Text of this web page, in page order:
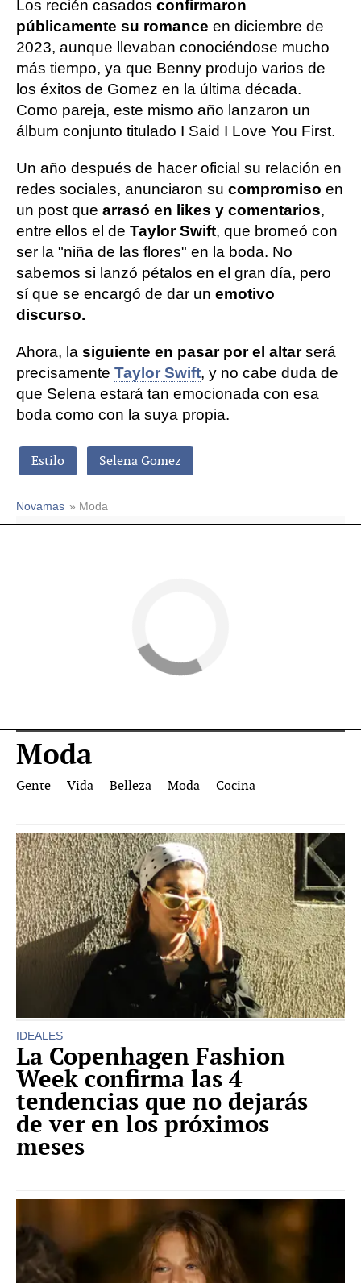
Los recién casados confirmaron
públicamente su romance en diciembre de
2023, aunque llevaban conociéndose mucho
más tiempo, ya que Benny produjo varios de
los éxitos de Gomez en la última década.
Como pareja, este mismo año lanzaron un
álbum conjunto titulado I Said I Love You First.
Un año después de hacer oficial su relación en
redes sociales, anunciaron su compromiso en
un post que arrasó en likes y comentarios,
entre ellos el de Taylor Swift, que bromeó con
ser la "niña de las flores" en la boda. No
sabemos si lanzó pétalos en el gran día, pero
sí que se encargó de dar un emotivo
discurso.
Ahora, la siguiente en pasar por el altarserá
precisamente Taylor Swift, y no cabe duda de
que Selena estará tan emocionada con esa
boda como con la suya propia.
Estilo Selena Gomez
Novamas » Moda
Moda
Gente Vida Belleza Moda Cocina
IDEALES
La Copenhagen Fashion
Week confirma las 4
tendencias que no dejarás
de ver en los próximos
meses